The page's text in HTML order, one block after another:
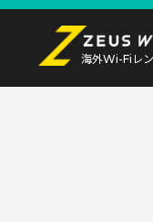
海外Wi-Fiレ